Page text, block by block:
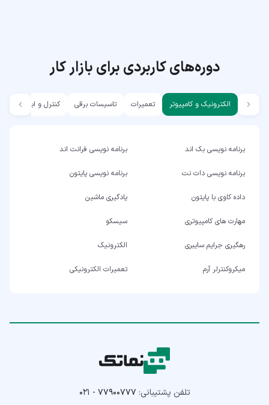
دوره‌های کاربردی برای بازار کار
الکترونیک و کامپیوتر تعمیرات تاسیسات برقی کنترل و ابزار دقیق
برنامه نویسی بک اند برنامه نویسی فرانت اند
برنامه نویسی دات نت برنامه نویسی پایتون
داده کاوی با پایتون یادگیری ماشین
مهارت های کامپیوتری سیسکو
رهگیری جرایم سایبری الکترونیک
میکروکنترلر آرم تعمیرات الکترونیکی
تلفن پشتیبانی: ۰۲۱ - ۷۷۹۰۰۷۷۷